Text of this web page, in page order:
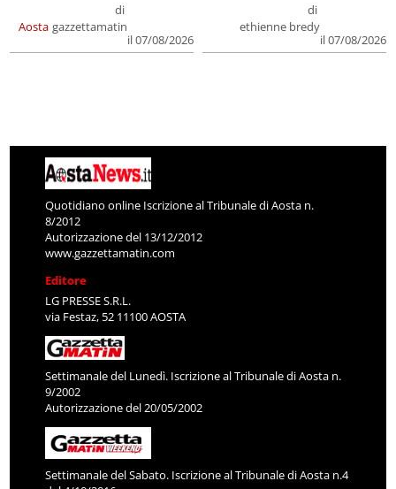
Aosta
di
gazzettamatin
il 07/08/2026
di
ethienne bredy
il 07/08/2026
Quotidiano online Iscrizione al Tribunale di Aosta n.
8/2012
Autorizzazione del 13/12/2012
www.gazzettamatin.com
Editore
LG PRESSE S.R.L.
via Festaz, 52 11100 AOSTA
Settimanale del Lunedì. Iscrizione al Tribunale di Aosta n.
9/2002
Autorizzazione del 20/05/2002
Settimanale del Sabato. Iscrizione al Tribunale di Aosta n.4